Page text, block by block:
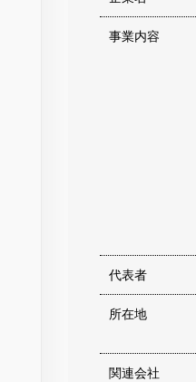
事業内容
代表者
所在地
関連会社